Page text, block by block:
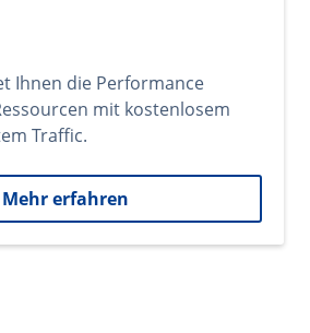
Ihnen die Performance
mit kostenlosem
Traffic.
Mehr erfahren